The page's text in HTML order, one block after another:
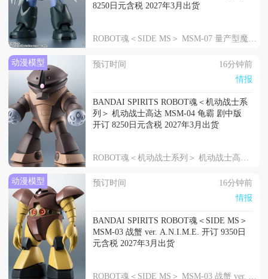
8250日元含税 2027年3月出货
ROBOT魂＜SIDE MS＞ MSM-07 量产型魔蟹 ver. A.N.I.M.E.
动漫模型 预订时间
16分钟前
情报
BANDAI SPIRITS ROBOT魂＜机动战士系
列＞ 机动战士高达 MSM-04 龟霸 剧中版
开订 8250日元含税 2027年3月出货
动漫模型 预订时间
16分钟前
情报
BANDAI SPIRITS ROBOT魂＜SIDE MS＞
MSM-03 战蟹 ver. A.N.I.M.E. 开订 9350日
元含税 2027年3月出货